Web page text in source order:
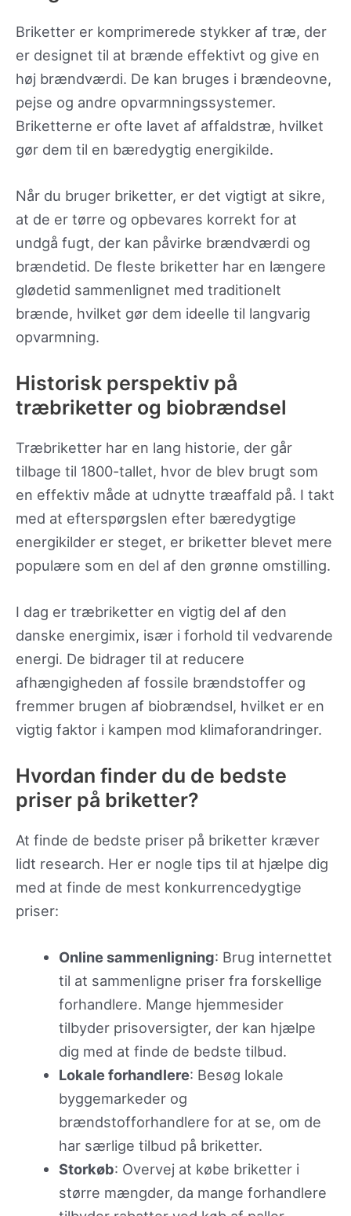
Briketter er komprimerede stykker af træ, der
er designet til at brænde effektivt og give en
høj brændværdi. De kan bruges i brændeovne,
pejse og andre opvarmningssystemer.
Briketterne er ofte lavet af affaldstræ, hvilket
gør dem til en bæredygtig energikilde.
Når du bruger briketter, er det vigtigt at sikre,
at de er tørre og opbevares korrekt for at
undgå fugt, der kan påvirke brændværdi og
brændetid. De fleste briketter har en længere
glødetid sammenlignet med traditionelt
brænde, hvilket gør dem ideelle til langvarig
opvarmning.
Historisk perspektiv på
træbriketter og biobrændsel
Træbriketter har en lang historie, der går
tilbage til 1800-tallet, hvor de blev brugt som
en effektiv måde at udnytte træaffald på. I takt
med at efterspørgslen efter bæredygtige
energikilder er steget, er briketter blevet mere
populære som en del af den grønne omstilling.
I dag er træbriketter en vigtig del af den
danske energimix, især i forhold til vedvarende
energi. De bidrager til at reducere
afhængigheden af fossile brændstoffer og
fremmer brugen af biobrændsel, hvilket er en
vigtig faktor i kampen mod klimaforandringer.
Hvordan finder du de bedste
priser på briketter?
At finde de bedste priser på briketter kræver
lidt research. Her er nogle tips til at hjælpe dig
med at finde de mest konkurrencedygtige
priser:
Online sammenligning: Brug internettet
til at sammenligne priser fra forskellige
forhandlere. Mange hjemmesider
tilbyder prisoversigter, der kan hjælpe
dig med at finde de bedste tilbud.
Lokale forhandlere: Besøg lokale
byggemarkeder og
brændstofforhandlere for at se, om de
har særlige tilbud på briketter.
Storkøb: Overvej at købe briketter i
større mængder, da mange forhandlere